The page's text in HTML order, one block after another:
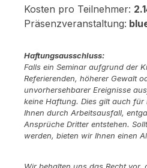
Kosten pro Teilnehmer:
Präsenzveranstaltung:
Haftungsausschluss:
Falls ein Seminar aufgrund der
Referierenden, höherer Gewalt
unvorhersehbarer Ereignisse
keine Haftung. Dies gilt auch für
Ihnen durch Arbeitsausfall,
Ansprüche Dritter entstehen.
werden, bieten wir Ihnen einen
Wir behalten uns das Recht vor,